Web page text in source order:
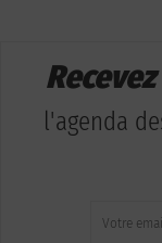
l'agenda